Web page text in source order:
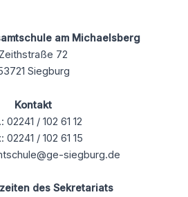
am Michaelsberg
Zeithstraße 72
Siegburg
Kontakt
02241 / 102 61 12
02241 / 102 61 15
siegburg.de
des Sekretariats